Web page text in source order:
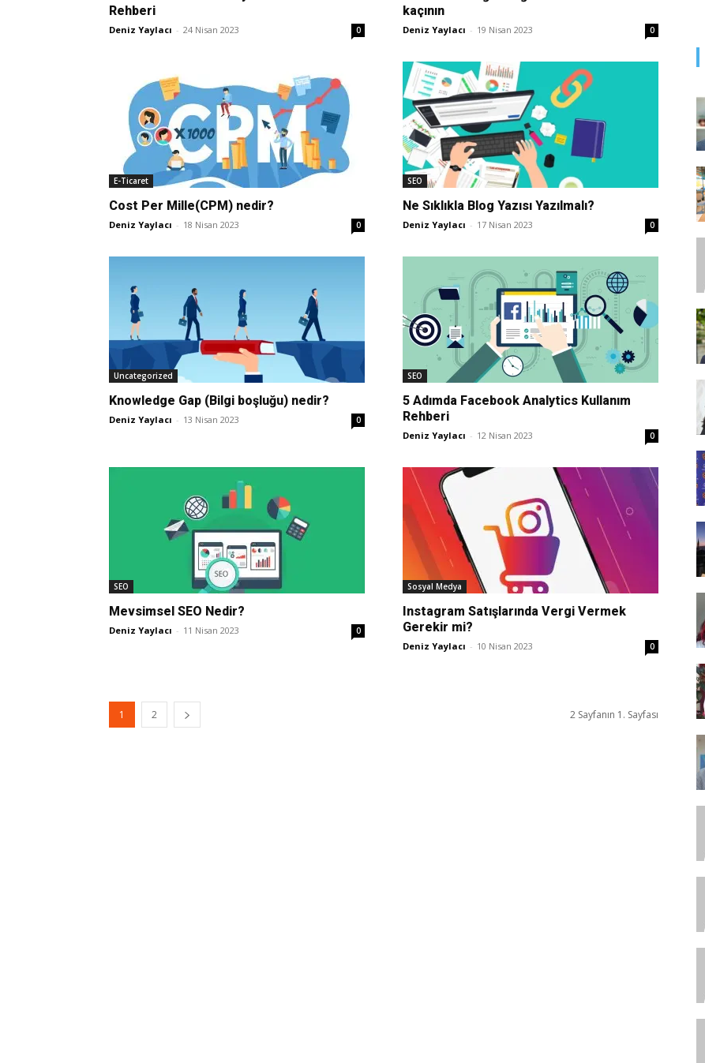
–
SEO,
SEM,
ASO,
Tasarım,
UI/UX
Rehberi
Deniz Yaylacı - 24 Nisan 2023 0
kaçının
Deniz Yaylacı - 19 Nisan 2023 0
E-Ticaret
Cost Per Mille(CPM) nedir?
Deniz Yaylacı - 18 Nisan 2023 0
SEO
Ne Sıklıkla Blog Yazısı Yazılmalı?
Deniz Yaylacı - 17 Nisan 2023 0
Uncategorized
Knowledge Gap (Bilgi boşluğu) nedir?
Deniz Yaylacı - 13 Nisan 2023 0
SEO
5 Adımda Facebook Analytics Kullanım
Rehberi
Deniz Yaylacı - 12 Nisan 2023 0
SEO
Mevsimsel SEO Nedir?
Deniz Yaylacı - 11 Nisan 2023 0
Sosyal Medya
Instagram Satışlarında Vergi Vermek
Gerekir mi?
Deniz Yaylacı - 10 Nisan 2023 0
1 2 2 Sayfanın 1. Sayfası